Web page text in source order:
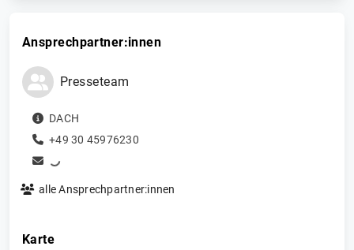
Ansprechpartner:innen
Presseteam
DACH
+49 30 45976230
alle Ansprechpartner:innen
Karte